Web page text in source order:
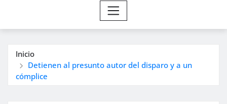
Inicio
Detienen al presunto autor del disparo y a un
cómplice